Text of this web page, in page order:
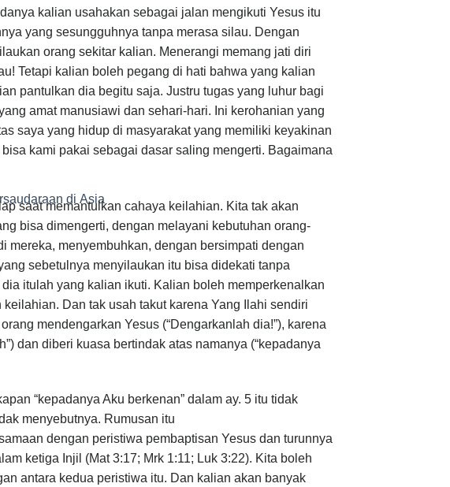
di Asia
kalian usahakan sebagai jalan mengikuti Yesus itu
yang sesungguhnya tanpa merasa silau. Dengan
orang sekitar kalian. Menerangi memang jati diri
Tetapi kalian boleh pegang di hati bahwa yang kalian
pantulkan dia begitu saja. Justru tugas yang luhur bagi
amat manusiawi dan sehari-hari. Ini kerohanian yang
saya yang hidup di masyarakat yang memiliki keyakinan
kami pakai sebagai dasar saling mengerti. Bagaimana
saat memantulkan cahaya keilahian. Kita tak akan
bisa dimengerti, dengan melayani kebutuhan orang-
mereka, menyembuhkan, dengan bersimpati dengan
sebetulnya menyilaukan itu bisa didekati tanpa
itulah yang kalian ikuti. Kalian boleh memperkenalkan
Dan tak usah takut karena Yang Ilahi sendiri
mendengarkan Yesus (“Dengarkanlah dia!”), karena
dan diberi kuasa bertindak atas namanya (“kepadanya
“kepadanya Aku berkenan” dalam ay. 5 itu tidak
menyebutnya. Rumusan itu
dengan peristiwa pembaptisan Yesus dan turunnya
ketiga Injil (Mat 3:17; Mrk 1:11; Luk 3:22). Kita boleh
antara kedua peristiwa itu. Dan kalian akan banyak